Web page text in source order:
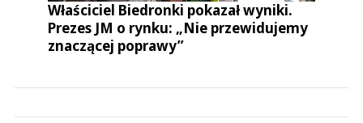
Właściciel Biedronki pokazał wyniki.
Prezes JM o rynku: „Nie przewidujemy
znaczącej poprawy”